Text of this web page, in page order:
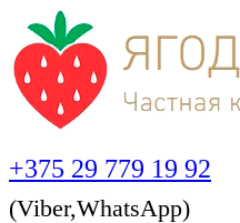
+375 29 779 19 92
(Viber,WhatsApp)